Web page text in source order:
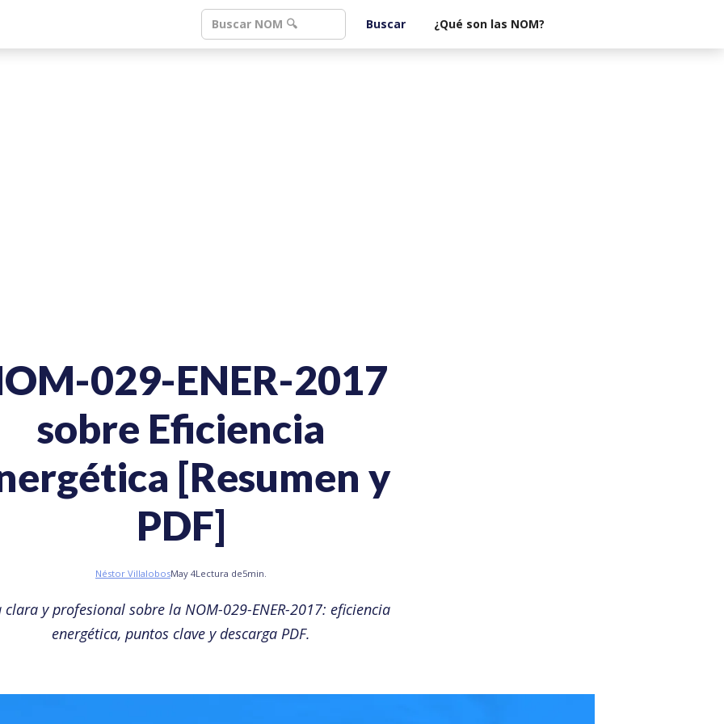
¿Qué son las NOM?
029-ENER-2017
sobre Eficiencia
[Resumen y
PDF]
Néstor VillalobosMay 4Lectura de5min.
clara y profesional sobre la NOM-029-ENER-2017: eficiencia
energética, puntos clave y descarga PDF.